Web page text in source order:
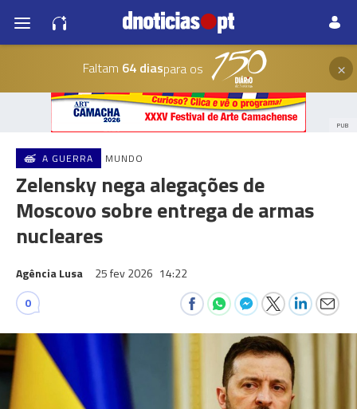
Faltam 64 diaspara os ×
PUB
A GUERRA MUNDO
Zelensky nega alegações de
Moscovo sobre entrega de armas
nucleares
Agência Lusa 25 fev 2026 14:22
0